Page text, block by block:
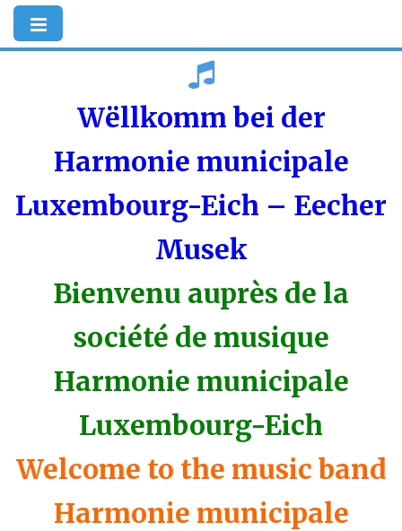
Wëllkomm bei der
Harmonie municipale
Luxembourg-Eich – Eecher
Musek
Bienvenu auprès de la
société de musique
Harmonie municipale
Luxembourg-Eich
Welcome to the music band
Harmonie municipale